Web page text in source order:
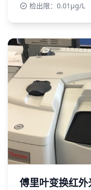
检出限：0.01μg/L
傅里叶变换红